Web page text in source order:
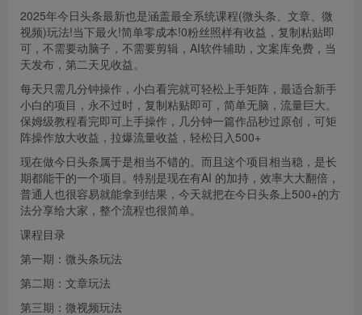
2025年今日头条最新也是涵盖最全系统课程(微头条、文章、微
视频)玩法!当下最火!简单零成本!0粉丝照样有收益，复制粘贴即
可，不需要动脑子，不需要剪辑，AI软件辅助，文案库免费，当
天发布，第二天见收益。
每天只需几分钟操作，小白看完就可轻松上手矩阵，最适合新手
小白的项目，永不过时，复制粘贴即可，简单无脑，流量巨大。
保姆级教程看完即可上手操作，几分钟一篇作品秒过原创，可矩
阵操作放大收益，拉爆流量收益，轻松日入500+
现在做今日头条属于是相当不错的。而且这个项目相当稳，是长
期都能干的一个项目。特别是现在有AI 的加持，效率大大翻倍，
普通人也很容易就能拿到结果，今天就把在今日头条上500+的方
法分享给大家，整个流程也很简单。
课程目录
第一期：微头条玩法
第二期：文章玩法
第三期：微视频玩法